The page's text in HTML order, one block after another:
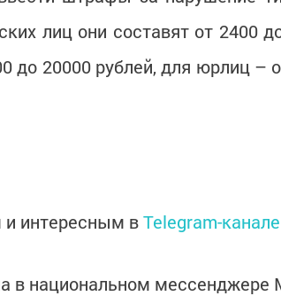
лиц они составят от 2400
до 20000 рублей, для юрлиц –
интересным вTelegram-канале
в национальном мессенджере